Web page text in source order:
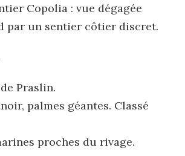
Copolia : vue dégagée
par un sentier côtier discret.
Praslin.
palmes géantes. Classé
proches du rivage.